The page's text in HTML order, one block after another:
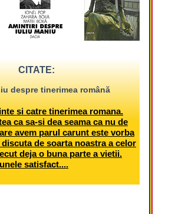
CITATE:
despre tinerimea română
si catre tinerimea romana.
ca sa-si dea seama ca nu de
avem parul carunt este vorba
de soarta noastra a celor
deja o buna parte a vietii.
satisfact....